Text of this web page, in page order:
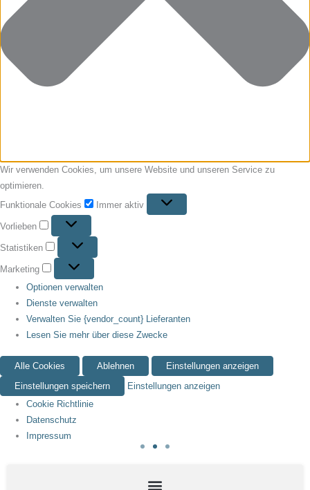
Wir verwenden Cookies, um unsere Website und unseren Service zu
optimieren.
Funktionale Cookies
Immer aktiv
Vorlieben
Statistiken
Marketing
Optionen verwalten
Dienste verwalten
Verwalten Sie {vendor_count} Lieferanten
Lesen Sie mehr über diese Zwecke
Alle Cookies Ablehnen
Einstellungen anzeigen
Einstellungen speichern
Einstellungen anzeigen
Cookie Richtlinie
Datenschutz
Impressum